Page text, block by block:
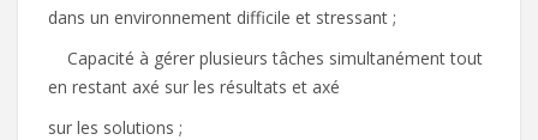
dans un environnement difficile et stressant ;
 Capacité à gérer plusieurs tâches simultanément tout
en restant axé sur les résultats et axé
sur les solutions ;